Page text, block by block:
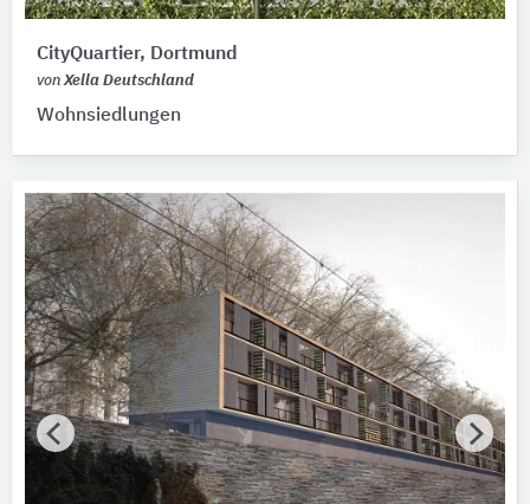
CityQuartier, Dortmund
von Xella Deutschland
Wohnsiedlungen